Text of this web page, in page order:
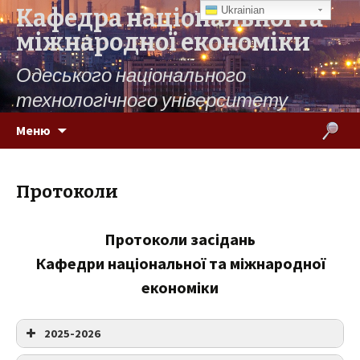
Кафедра національної та
міжнародної економіки
Одеського національного
технологічного університету
Меню Пошук:
Протоколи
Протоколи засідань
Кафедри національної та міжнародної
економіки
2025-2026
Протокол № 1 засідання кафедри національної та
Ukrainian